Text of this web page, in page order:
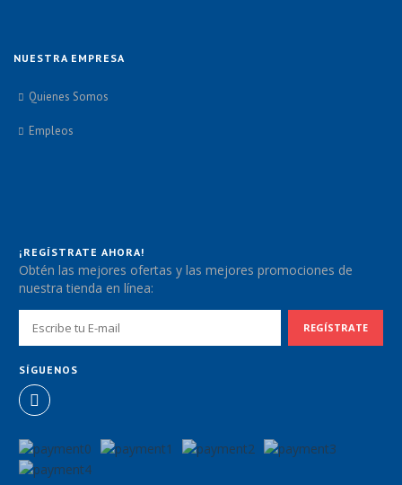
NUESTRA EMPRESA
Quienes Somos
Empleos
¡REGÍSTRATE AHORA!
Obtén las mejores ofertas y las mejores promociones de
nuestra tienda en línea:
SÍGUENOS